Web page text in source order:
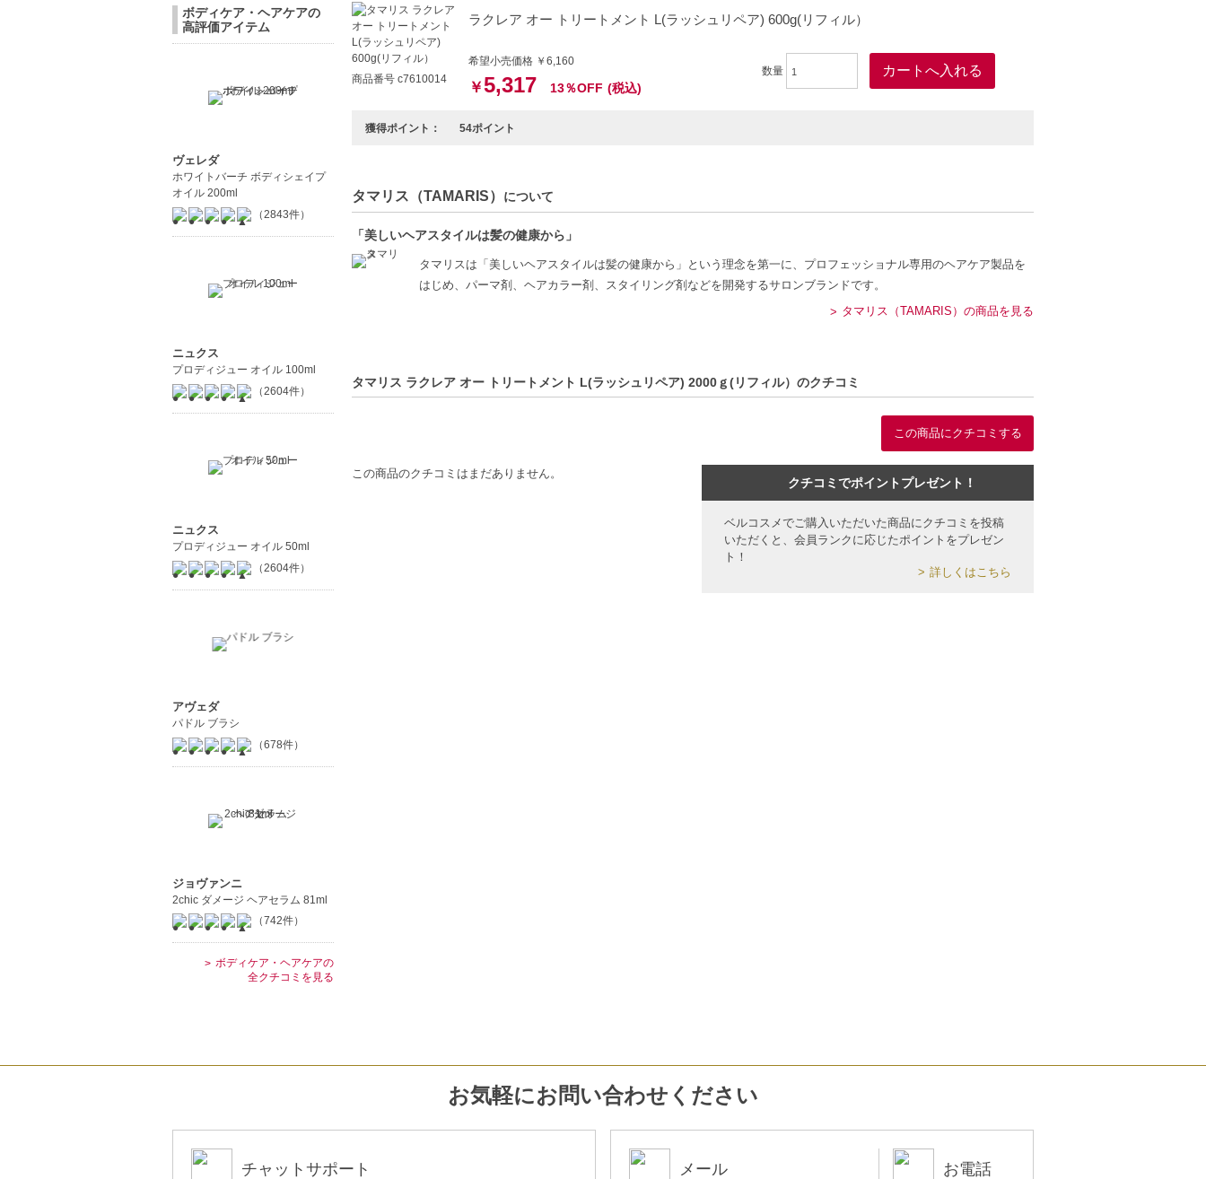
商品番号 c7610014
ラクレア オー トリートメント L(ラッシュリペア) 600g(リフィル）
希望小売価格 ￥6,160
￥5,317 13％OFF (税込)
数量
獲得ポイント： 54ポイント
タマリス（TAMARIS） について
「美しいヘアスタイルは髪の健康から」
タマリスは「美しいヘアスタイルは髪の健康から」という理念を第一に、プロフェッショナル専用のヘアケア製品を
はじめ、パーマ剤、ヘアカラー剤、スタイリング剤などを開発するサロンブランドです。
タマリス（TAMARIS）の商品を見る
タマリス ラクレア オー トリートメント L(ラッシュリペア) 2000ｇ(リフィル）のクチコミ
この商品にクチコミする
この商品のクチコミはまだありません。
クチコミでポイントプレゼント！
ベルコスメでご購入いただいた商品にクチコミを投稿
いただくと、会員ランクに応じたポイントをプレゼン
ト！
詳しくはこちら
ボディケア・ヘアケアの
高評価アイテム
ヴェレダ
ホワイトバーチ ボディシェイプ
オイル 200ml
（2843件）
ニュクス
プロディジュー オイル 100ml
（2604件）
ニュクス
プロディジュー オイル 50ml
（2604件）
アヴェダ
パドル ブラシ
（678件）
ジョヴァンニ
2chic ダメージ ヘアセラム 81ml
（742件）
ボディケア・ヘアケアの
全クチコミを見る
お気軽にお問い合わせください
チャットサポート メール お電話